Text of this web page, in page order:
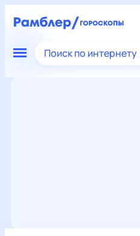
Поиск по интернету